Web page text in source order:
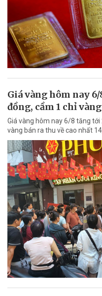
Giá vàng hôm nay
đồng, cầm 1 chỉ
Giá vàng hôm nay 6/8 tăng
vàng bán ra thu về cao nhất